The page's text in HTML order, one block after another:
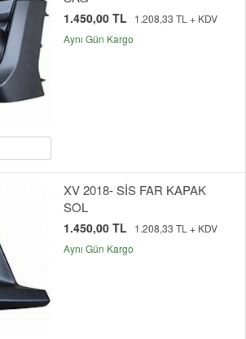
1.450,00 TL
1.208,33 TL + KDV
Aynı Gün Kargo
XV 2018- SİS FAR KAPAK
SOL
1.450,00 TL
1.208,33 TL + KDV
Aynı Gün Kargo